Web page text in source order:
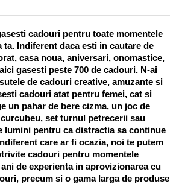
cadouri pentru toate momentele
ta. Indiferent daca esti in cautare de
casa noua, aniversari, onomastice,
gasesti peste 700 de cadouri. N-ai
de cadouri creative, amuzante si
cadouri atat pentru femei, cat si
un pahar de bere cizma, un joc de
set turnul petrecerii sau
lumini pentru ca distractia sa continue
care ar fi ocazia, noi te putem
cadouri pentru momentele
de experienta in aprovizionarea cu
precum si o gama larga de produse